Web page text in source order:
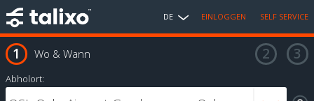
DE EINLOGGEN SELF SERVICE
Wo & Wann
Abholort: